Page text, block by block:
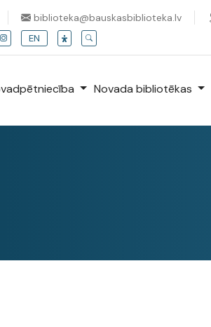
biblioteka@bauskasbiblioteka.lv
EN
Novada bibliotēkas